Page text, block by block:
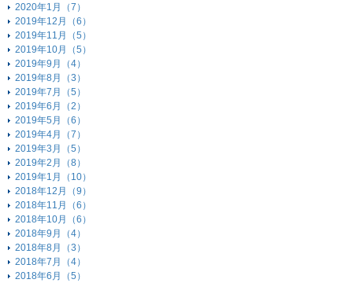
2020年1月（7）
2019年12月（6）
2019年11月（5）
2019年10月（5）
2019年9月（4）
2019年8月（3）
2019年7月（5）
2019年6月（2）
2019年5月（6）
2019年4月（7）
2019年3月（5）
2019年2月（8）
2019年1月（10）
2018年12月（9）
2018年11月（6）
2018年10月（6）
2018年9月（4）
2018年8月（3）
2018年7月（4）
2018年6月（5）